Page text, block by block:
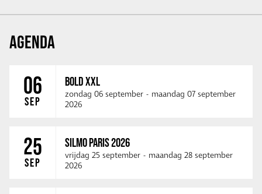
AGENDA
06
SEP
BOLD XXL
zondag 06 september - maandag 07 september
2026
25
SEP
SILMO PARIS 2026
vrijdag 25 september - maandag 28 september
2026